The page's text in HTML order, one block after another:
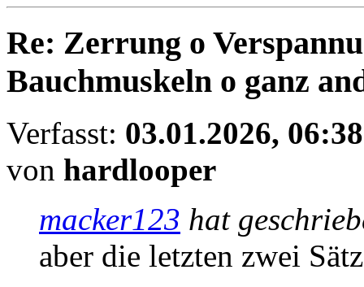
Re: Zerrung o
Bauchmuskeln o ganz
Verfasst: 03.01.2026, 06:38
von hardlooper
macker123 hat
aber die letzten zwei